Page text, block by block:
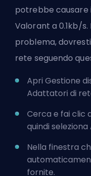
potrebbe causare
Valorant a 0.1kb/
problema,
rete seguendo
Apri Gestione
Adattatori di
Cerca e fai clic
quindi
Nella finestra
fornite.